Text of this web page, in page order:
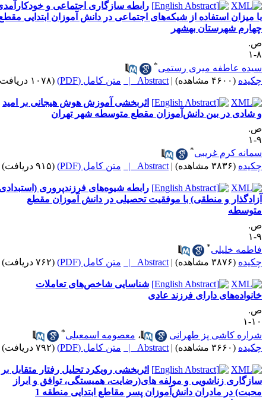
رابطه سازگاری اجتماعی و خودکارآمدی
میزان استفاده از شبکه‌های اجتماعی در دانش آموزان ابتدایی مقطع
شهرستان بهشهر
عاطفه میری رستمی
(۴۶۰۰ مشاهده) |
Abstract | متن کامل (PDF) (۱۰۷۸ دریافت)
اثربخشی آموزش هوش هیجانی بر امید
شادی در بین دانش‌آموزان مقطع متوسطه شهر تهران
کرم غریبی
(۳۸۳۶ مشاهده) |
Abstract | متن کامل (PDF) (۹۱۵ دریافت)
رابطه شیوه‌های فرزندپروری (استبدادی،
و منطقی) با موفقیت تحصیلی در دانش آموزان مقطع
خلیلی
(۳۸۷۶ مشاهده) |
Abstract | متن کامل (PDF) (۷۶۲ دریافت)
شناسایی شاخص‌های تعاملات
دارای فرزند عادی
۱
کاشی پز طهرانی
،معصومه اسمعیلی
(۳۶۶۰ مشاهده) |
Abstract | متن کامل (PDF) (۷۹۲ دریافت)
اثربخشی رویکرد تحلیل رفتار متقابل بر
زناشویی و مولفه های(رضایت، همبستگی، توافق و ابراز
محبت) در مادران دانش‌آموزان پسر مقاطع ابتدایی منطقه 1